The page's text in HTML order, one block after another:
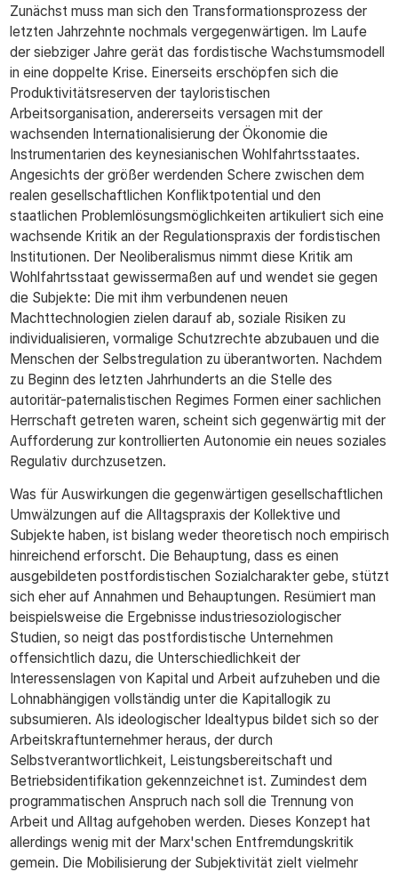
Zunächst muss man sich den Transformationsprozess der
letzten Jahrzehnte nochmals vergegenwärtigen. Im Laufe
der siebziger Jahre gerät das fordistische Wachstumsmodell
in eine doppelte Krise. Einerseits erschöpfen sich die
Produktivitätsreserven der tayloristischen
Arbeitsorganisation, andererseits versagen mit der
wachsenden Internationalisierung der Ökonomie die
Instrumentarien des keynesianischen Wohlfahrtsstaates.
Angesichts der größer werdenden Schere zwischen dem
realen gesellschaftlichen Konfliktpotential und den
staatlichen Problemlösungsmöglichkeiten artikuliert sich eine
wachsende Kritik an der Regulationspraxis der fordistischen
Institutionen. Der Neoliberalismus nimmt diese Kritik am
Wohlfahrtsstaat gewissermaßen auf und wendet sie gegen
die Subjekte: Die mit ihm verbundenen neuen
Machttechnologien zielen darauf ab, soziale Risiken zu
individualisieren, vormalige Schutzrechte abzubauen und die
Menschen der Selbstregulation zu überantworten. Nachdem
zu Beginn des letzten Jahrhunderts an die Stelle des
autoritär-paternalistischen Regimes Formen einer sachlichen
Herrschaft getreten waren, scheint sich gegenwärtig mit der
Aufforderung zur kontrollierten Autonomie ein neues soziales
Regulativ durchzusetzen.
Was für Auswirkungen die gegenwärtigen gesellschaftlichen
Umwälzungen auf die Alltagspraxis der Kollektive und
Subjekte haben, ist bislang weder theoretisch noch empirisch
hinreichend erforscht. Die Behauptung, dass es einen
ausgebildeten postfordistischen Sozialcharakter gebe, stützt
sich eher auf Annahmen und Behauptungen. Resümiert man
beispielsweise die Ergebnisse industriesoziologischer
Studien, so neigt das postfordistische Unternehmen
offensichtlich dazu, die Unterschiedlichkeit der
Interessenslagen von Kapital und Arbeit aufzuheben und die
Lohnabhängigen vollständig unter die Kapitallogik zu
subsumieren. Als ideologischer Idealtypus bildet sich so der
Arbeitskraftunternehmer heraus, der durch
Selbstverantwortlichkeit, Leistungsbereitschaft und
Betriebsidentifikation gekennzeichnet ist. Zumindest dem
programmatischen Anspruch nach soll die Trennung von
Arbeit und Alltag aufgehoben werden. Dieses Konzept hat
allerdings wenig mit der Marx'schen Entfremdungskritik
gemein. Die Mobilisierung der Subjektivität zielt vielmehr